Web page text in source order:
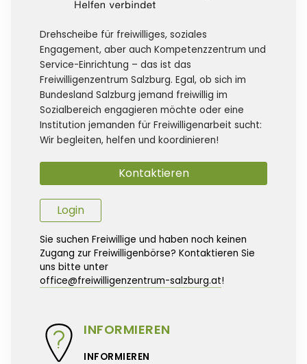
Drehscheibe für freiwilliges, soziales
Engagement, aber auch Kompetenzzentrum und
Service-Einrichtung – das ist das
Freiwilligenzentrum Salzburg. Egal, ob sich im
Bundesland Salzburg jemand freiwillig im
Sozialbereich engagieren möchte oder eine
Institution jemanden für Freiwilligenarbeit sucht:
Wir begleiten, helfen und koordinieren!
Kontaktieren
Login
Sie suchen Freiwillige und haben noch keinen
Zugang zur Freiwilligenbörse? Kontaktieren Sie
uns bitte unter
office@freiwilligenzentrum-salzburg.at!
INFORMIEREN
INFORMIEREN